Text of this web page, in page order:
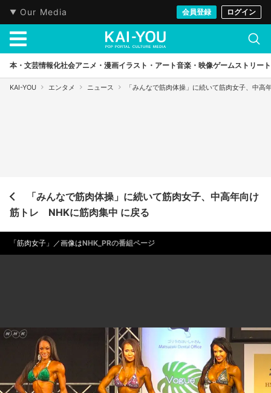
Our Media 会員登録 ログイン
本・文芸情報化社会アニメ・漫画イラスト・アート音楽・映像ゲームストリート
KAI-YOU エンタメ ニュース 「みんなで筋肉体操」に続いて筋肉女子、中
「みんなで筋肉体操」に続いて筋肉女子、中高年向け
筋トレ NHKに筋肉集中 に戻る
「筋肉女子」／画像はNHK_PRの番組ページ